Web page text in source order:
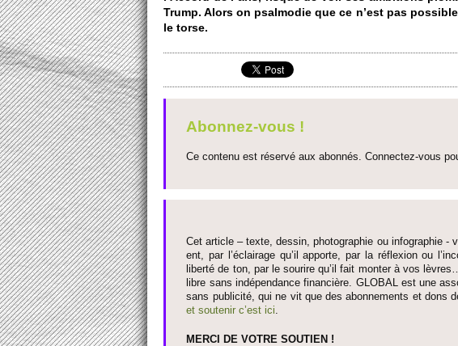
Trump. Alors on psalmodie que ce n’est pas
le torse.
Abonnez-vous !
Ce contenu est réservé aux abonnés. Connectez-vous
Cet article – texte, dessin, photographie ou infographie -
ent, par l’éclairage qu’il appo­rte, par la réflexion ou
liberté de ton, par le so­urire qu’il fait monter à vos
libre sans indépendance financière. GLOBAL est une
sans publi­cité, qui ne vit que des abonne­ments et dons
et so­utenir c’est ici.
MERCI DE VOTRE SO­UTIEN !